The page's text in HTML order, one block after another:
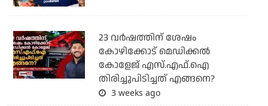
23 വർഷത്തിന് ശേഷം
കോഴിക്കോട് മെഡിക്കൽ
കോളേജ് എസ്.എഫ്.ഐ
തിരിച്ചുപിടിച്ചത് എങ്ങനെ?
3 weeks ago